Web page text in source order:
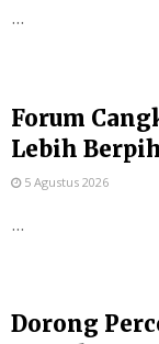
...
Forum
Lebih
5 Agustus 2026
...
Dorong